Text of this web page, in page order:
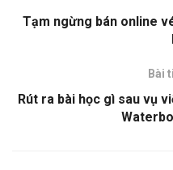
Tạm ngừng bán online
Bài
Rút ra bài học gì sau vụ